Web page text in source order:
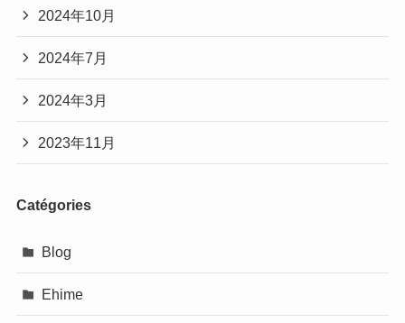
2024年10月
2024年7月
2024年3月
2023年11月
Catégories
Blog
Ehime